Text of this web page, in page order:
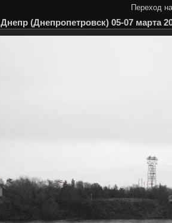
Переход
Днепр (Днепропетровск) 05-07 марта